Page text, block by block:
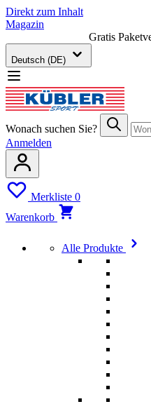
Direkt zum Inhalt
Magazin
Gratis
Deutsch (DE)
Wonach suchen Sie?
Anmelden
Merkliste 0
Warenkorb
Alle Produkte